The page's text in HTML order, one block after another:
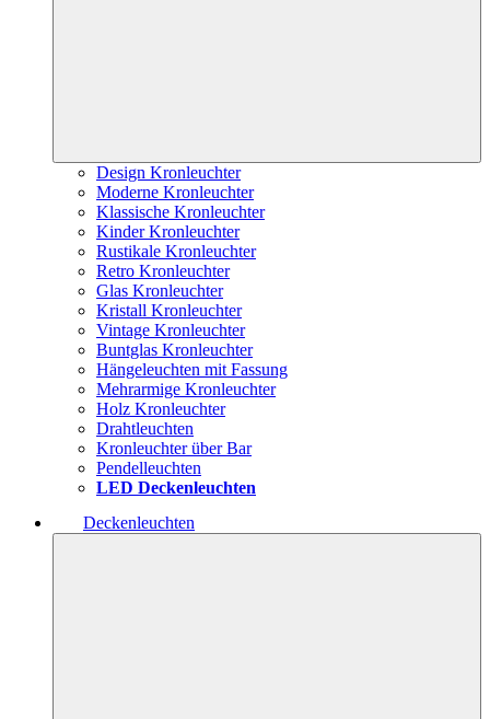
Design Kronleuchter
Moderne Kronleuchter
Klassische Kronleuchter
Kinder Kronleuchter
Rustikale Kronleuchter
Retro Kronleuchter
Glas Kronleuchter
Kristall Kronleuchter
Vintage Kronleuchter
Buntglas Kronleuchter
Hängeleuchten mit Fassung
Mehrarmige Kronleuchter
Holz Kronleuchter
Drahtleuchten
Kronleuchter über Bar
Pendelleuchten
LED Deckenleuchten
Deckenleuchten